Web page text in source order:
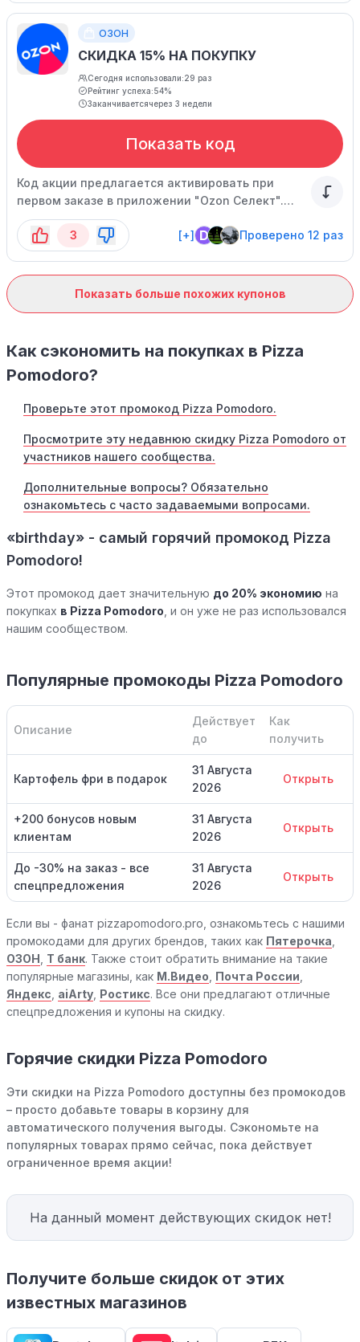
ОЗОН
СКИДКА 15% НА ПОКУПКУ
Сегодня использовали:29 раз
Рейтинг успеха:54%
Заканчиваетсячерез 3 недели
Показать код
Код акции предлагается активировать при
первом заказе в приложении "Ozon Селект".
Время действия акции ограничено.
3
[+] D Проверено 12 раз
Показать больше похожих купонов
Как сэкономить на покупках в Pizza
Pomodoro?
Проверьте этот промокод Pizza Pomodoro.
Просмотрите эту недавнюю скидку Pizza Pomodoro от
участников нашего сообщества.
Дополнительные вопросы? Обязательно
ознакомьтесь с часто задаваемыми вопросами.
«birthday» - самый горячий промокод Pizza
Pomodoro!
Этот промокод дает значительную до 20% экономию на
покупках в Pizza Pomodoro , и он уже не раз использовался
нашим сообществом.
Популярные промокоды Pizza Pomodoro
Описание
Действует
до
Как
получить
Картофель фри в подарок
31 Августа
2026
Открыть
+200 бонусов новым
клиентам
31 Августа
2026
Открыть
До -30% на заказ - все
спецпредложения
31 Августа
2026
Открыть
Если вы - фанат pizzapomodoro.pro, ознакомьтесь с нашими
промокодами для других брендов, таких как Пятерочка
ОЗОН Т банк. Также стоит обратить внимание на такие
популярные магазины, как М.Видео Почта России
Яндекс aiArty Ростикс. Все они предлагают отличные
спецпредложения и купоны на скидку.
Горячие скидки Pizza Pomodoro
Эти скидки на Pizza Pomodoro доступны без промокодов
– просто добавьте товары в корзину для
автоматического получения выгоды. Сэкономьте на
популярных товарах прямо сейчас, пока действует
ограниченное время акции!
На данный момент действующих скидок нет!
Получите больше скидок от этих
известных магазинов